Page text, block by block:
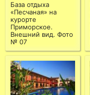
База отдыха
«Песчаная» на
курорте
Приморское.
Внешний вид. Фото
№ 07